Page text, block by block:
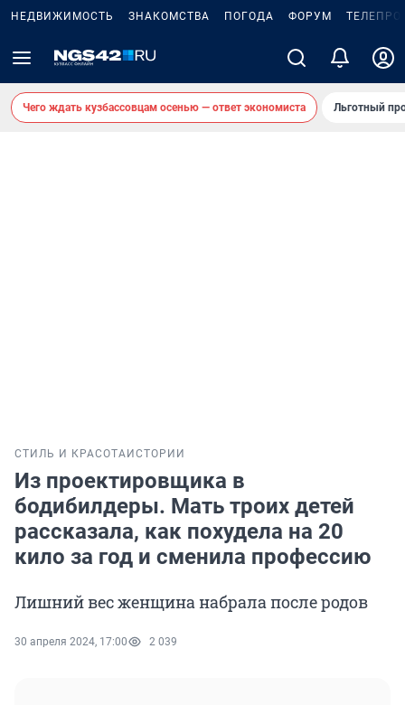
НЕДВИЖИМОСТЬ ЗНАКОМСТВА ПОГОДА ФОРУМ
Чего ждать кузбассовцам осенью — ответ экономиста Льготный
СТИЛЬ И КРАСОТА ИСТОРИИ
Из проектировщика в
бодибилдеры. Мать троих детей
рассказала, как похудела на 20
кило за год и сменила профессию
Лишний вес женщина набрала после родов
30 апреля 2024, 17:00 2 039